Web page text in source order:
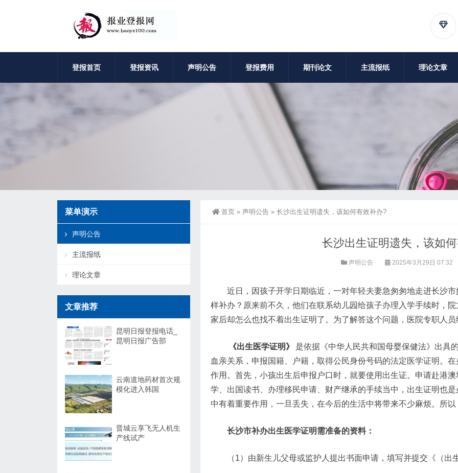
登报首页 登报资讯 声明公告 登报费用 期刊论文 主流报纸 理论文章
首页 » 声明公告 » 长沙出生证明遗失，该如何有效补办?
长沙出生证明遗失，该如
声明公告 2025年3月29日 07:32
近日，因孩子开学日期临近，一对年轻夫妻急匆匆地走进长沙
样补办？原来前不久，他们在联系幼儿园给孩子办理入学手续时，
家后却怎么也找不着出生证明了。为了解答这个问题，医院专职人
《出生医学证明》
是依据《中华人民共和国母婴保健法》出具
血亲关系，申报国籍、户籍，取得公民身份号码的法定医学证明。
作用。首先，小孩出生后申报户口时，就要使用出生证。申请赴港
学、出国读书、办理移民申请、财产继承的手续当中，出生证明也
中有着重要作用，一旦丢失，在今后的生活中将带来不少麻烦。所
长沙市补办出生医学证明需准备的资料：
（1）由新生儿父母或监护人提出书面申请，填写并提交《（出
菜单演示
声明公告
主流报纸
理论文章
文章推荐
昆明日报登报电话_
昆明日报广告部
云南道地药材首次规
模化进入韩国
晋城云享飞无人机生
产线试产